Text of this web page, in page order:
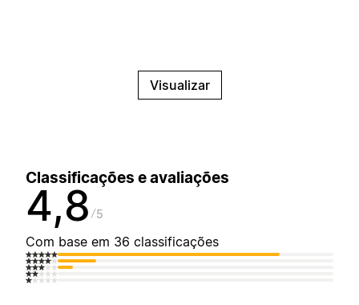
Visualizar
Classificações e avaliações
4,8 5
Com base em 36 classificações